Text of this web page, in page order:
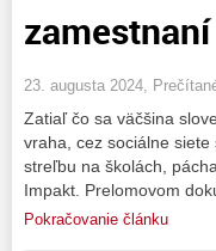
23. augusta 2024,
Zatiaľ čo sa väčšina
vraha, cez sociálne
streľbu na školách,
Impakt. Prelomovom
Pokračovanie článku